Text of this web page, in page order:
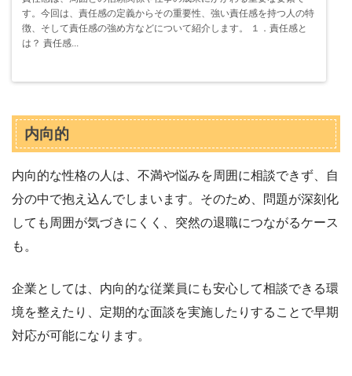
す。今回は、責任感の定義からその重要性、強い責任感を持つ人の特
徴、そして責任感の強め方などについて紹介します。 １．責任感と
は？ 責任感...
内向的
内向的な性格の人は、不満や悩みを周囲に相談できず、自
分の中で抱え込んでしまいます。そのため、問題が深刻化
しても周囲が気づきにくく、突然の退職につながるケース
も。
企業としては、内向的な従業員にも安心して相談できる環
境を整えたり、定期的な面談を実施したりすることで早期
対応が可能になります。